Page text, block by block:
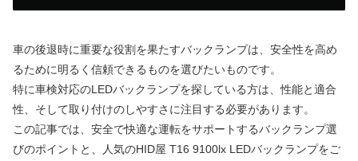
車の後退時に重要な役割を果たすバックランプは、安全性を高め
るために明るく信頼できるものを選びたいものです。
特に車検対応のLEDバックランプを探している方は、性能と適合
性、そして取り付けのしやすさに注目する必要があります。
この記事では、安全で快適な運転をサポートするバックランプ選
びのポイントと、人気のHID屋 T16 9100lx LEDバックランプをご